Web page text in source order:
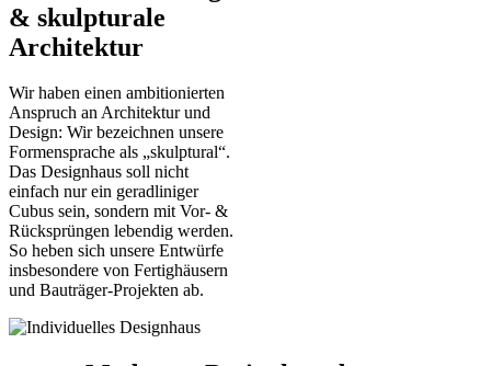
& skulpturale
Architektur
Wir haben einen ambitionierten
Anspruch an Architektur und
Design: Wir bezeichnen unsere
Formensprache als „skulptural“.
Das Designhaus soll nicht
einfach nur ein geradliniger
Cubus sein, sondern mit Vor- &
Rücksprüngen lebendig werden.
So heben sich unsere Entwürfe
insbesondere von Fertighäusern
und Bauträger-Projekten ab.